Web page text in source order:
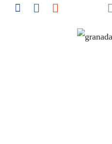
Share on Facebook
Share onShare on
Share
Share